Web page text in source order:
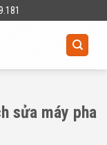
sửa máy pha